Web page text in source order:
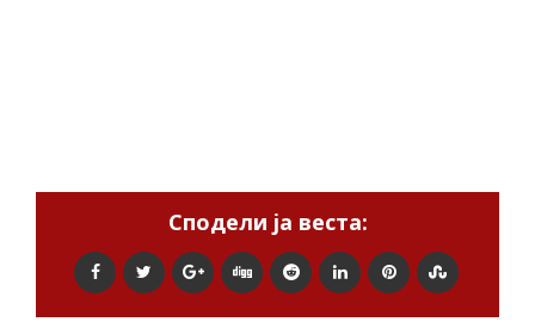
Сподели ја веста: